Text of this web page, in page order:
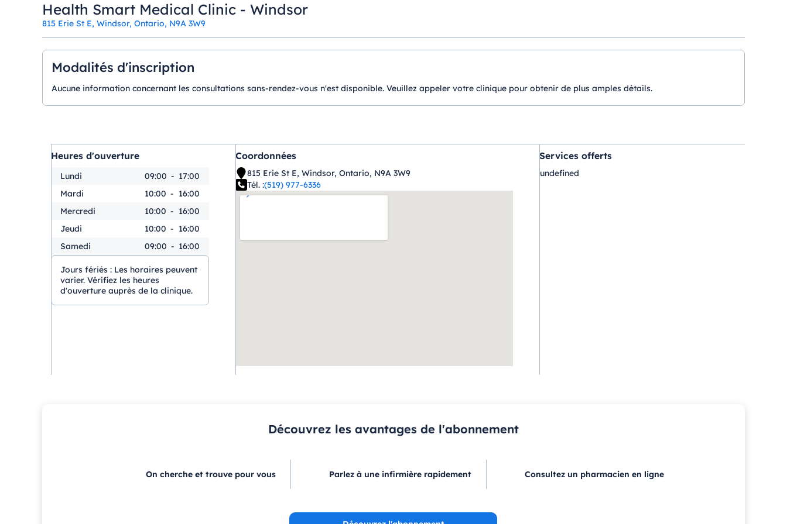
Health Smart Medical Clinic - Windsor
815 Erie St E, Windsor, Ontario, N9A 3W9
Modalités d'inscription
Aucune information concernant les consultations sans-rendez-vous n'est disponible. Veuillez appeler votre clinique pour obtenir de plus amples détails.
Heures d'ouverture
Lundi 09:00 - 17:00
Mardi
10:00 - 16:00
Mercredi
10:00 - 16:00
Jeudi
10:00 - 16:00
Samedi
09:00 - 16:00
Jours fériés : Les horaires peuvent
varier. Vérifiez les heures
d'ouverture auprès de la clinique.
Coordonnées
815 Erie St E, Windsor, Ontario, N9A 3W9
Tél. :(519) 977-6336
Services offerts
undefined
Découvrez les avantages de l'abonnement
On cherche et trouve pour vous Parlez à une infirmière rapidement Consultez un pharmacien en ligne